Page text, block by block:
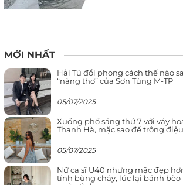
MỚI NHẤT
Hải Tú đổi phong cách thế nào
“nàng thơ” của Sơn Tùng M-TP
05/07/2025
Xuống phố sáng thứ 7 với váy
Thanh Hà, mặc sao để trông
05/07/2025
Nữ ca sĩ U40 nhưng mặc đẹp
tính bùng cháy, lúc lại bánh